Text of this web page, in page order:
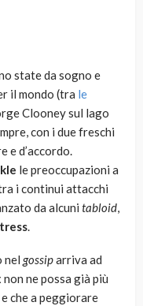
state da sogno e
il mondo (tra le
Clooney sul lago
con i due freschi
e d’accordo.
le preoccupazioni a
i continui attacchi
da alcuni tabloid,
.
nel gossiparriva ad
non ne possa già più
e che a peggiorare